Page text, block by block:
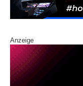
Anzeige